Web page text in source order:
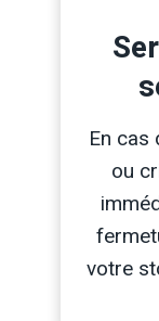
En cas
ou
votre